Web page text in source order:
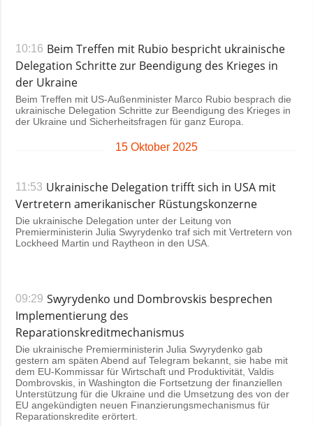
10:16 Beim Treffen mit Rubio bespricht ukrainische
Delegation Schritte zur Beendigung des Krieges in
der Ukraine
Beim Treffen mit US-Außenminister Marco Rubio besprach die
ukrainische Delegation Schritte zur Beendigung des Krieges in
der Ukraine und Sicherheitsfragen für ganz Europa.
15 Oktober 2025
11:53 Ukrainische Delegation trifft sich in USA mit
Vertretern amerikanischer Rüstungskonzerne
Die ukrainische Delegation unter der Leitung von
Premierministerin Julia Swyrydenko traf sich mit Vertretern von
Lockheed Martin und Raytheon in den USA.
09:29 Swyrydenko und Dombrovskis besprechen
Implementierung des
Reparationskreditmechanismus
Die ukrainische Premierministerin Julia Swyrydenko gab
gestern am späten Abend auf Telegram bekannt, sie habe mit
dem EU-Kommissar für Wirtschaft und Produktivität, Valdis
Dombrovskis, in Washington die Fortsetzung der finanziellen
Unterstützung für die Ukraine und die Umsetzung des von der
EU angekündigten neuen Finanzierungsmechanismus für
Reparationskredite erörtert.